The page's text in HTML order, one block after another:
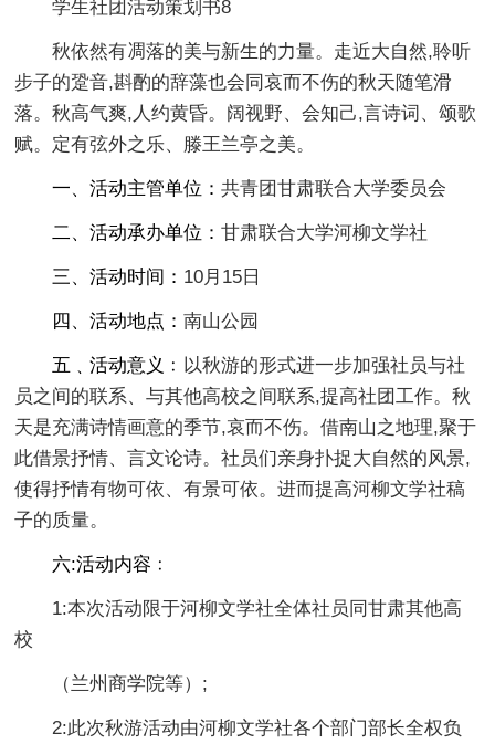
学生社团活动策划书8
秋依然有凋落的美与新生的力量。走近大自然,聆听
步子的跫音,斟酌的辞藻也会同哀而不伤的秋天随笔滑
落。秋高气爽,人约黄昏。阔视野、会知己,言诗词、颂歌
赋。定有弦外之乐、滕王兰亭之美。
一、活动主管单位：共青团甘肃联合大学委员会
二、活动承办单位：甘肃联合大学河柳文学社
三、活动时间： 10月15日
四、活动地点：南山公园
五﹑活动意义﹕ 以秋游的形式进一步加强社员与社
员之间的联系、与其他高校之间联系,提高社团工作。秋
天是充满诗情画意的季节,哀而不伤。借南山之地理,聚于
此借景抒情、言文论诗。社员们亲身扑捉大自然的风景,
使得抒情有物可依、有景可依。进而提高河柳文学社稿
子的质量。
六:活动内容﹕
1:本次活动限于河柳文学社全体社员同甘肃其他高
校
（兰州商学院等）;
2:此次秋游活动由河柳文学社各个部门部长全权负